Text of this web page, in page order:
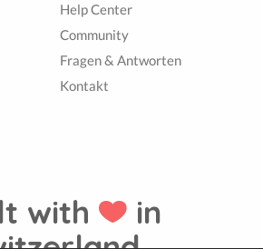
Help Center
Community
Fragen & Antworten
Kontakt
with
in